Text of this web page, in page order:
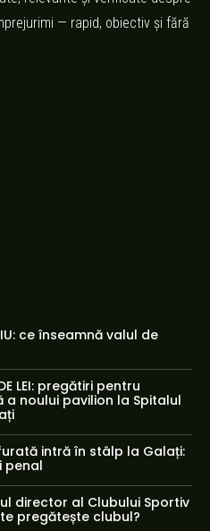
— rapid, obiectiv și fără
ce înseamnă valul de
LEI: pregătiri pentru
noului pavilion la Spitalul
intră în stâlp la Galați:
penal
director al Clubului Sportiv
pregătește clubul?